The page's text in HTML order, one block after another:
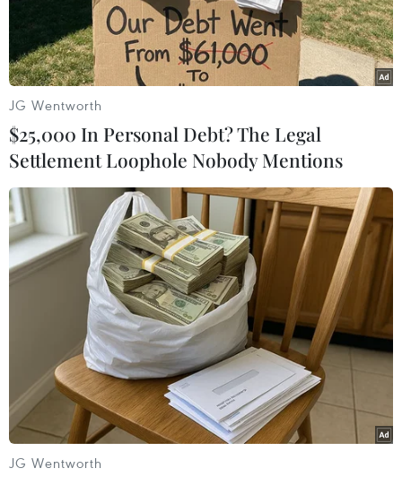
17,5 tỷ USD.
JG Wentworth
$25,000 In Personal Debt? The Legal
Settlement Loophole Nobody Mentions
JG Wentworth